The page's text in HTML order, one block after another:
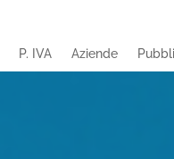
P. IVA Aziende